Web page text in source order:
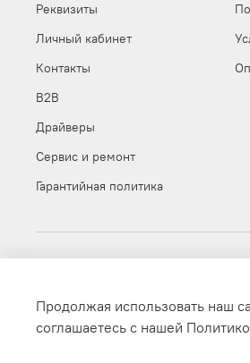
Реквизиты
Личный кабинет
Контакты
B2B
Драйверы
Сервис и ремонт
Гарантийная политика
© Официальный интернет-
Продолжая использовать наш
соглашаетесь с нашей